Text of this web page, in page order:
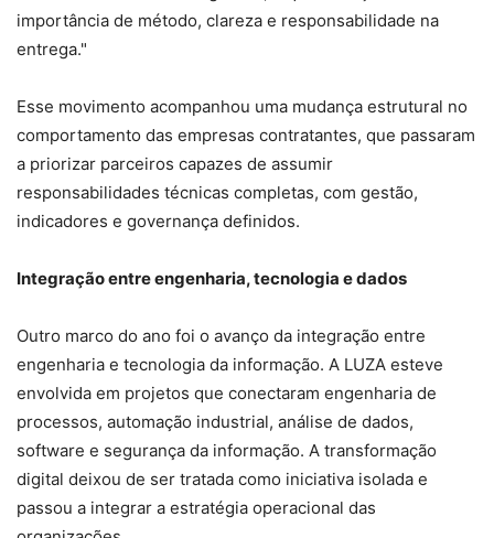
importância de método, clareza e responsabilidade na
entrega."
Esse movimento acompanhou uma mudança estrutural no
comportamento das empresas contratantes, que passaram
a priorizar parceiros capazes de assumir
responsabilidades técnicas completas, com gestão,
indicadores e governança definidos.
Integração entre engenharia, tecnologia e dados
Outro marco do ano foi o avanço da integração entre
engenharia e tecnologia da informação. A LUZA esteve
envolvida em projetos que conectaram engenharia de
processos, automação industrial, análise de dados,
software e segurança da informação. A transformação
digital deixou de ser tratada como iniciativa isolada e
passou a integrar a estratégia operacional das